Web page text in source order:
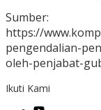
Sumber:
https://
pengendalian-
oleh-penjabat-
Ikuti Kami